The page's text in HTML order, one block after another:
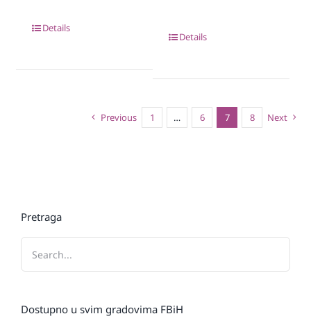
Details
Details
Previous 1 … 6 7 8 Next
Pretraga
Dostupno u svim gradovima FBiH